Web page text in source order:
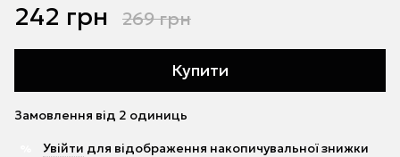
242 грн 269 грн
Купити
Замовлення від 2 одиниць
Увійти для відображення накопичувальної знижки